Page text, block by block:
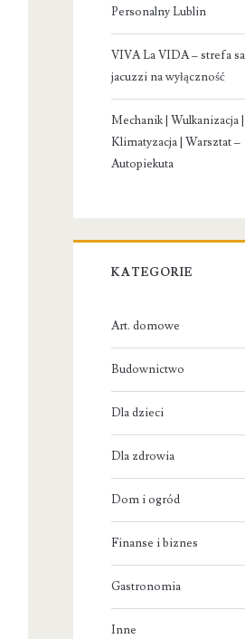
Personalny Lublin
VIVA La VIDA – strefa
jacuzzi na wyłączność
Mechanik | Wulkanizacja |
Klimatyzacja | Warsztat –
Autopiekuta
KATEGORIE
Art. domowe
Budownictwo
Dla dzieci
Dla zdrowia
Dom i ogród
Finanse i biznes
Gastronomia
Inne